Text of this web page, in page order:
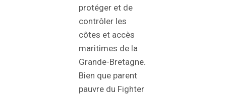
protéger et de
contrôler les
côtes et accès
maritimes de la
Grande-Bretagne.
Bien que parent
pauvre du Fighter